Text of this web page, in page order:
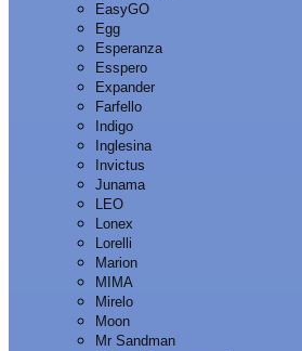
EasyGO
Egg
Esperanza
Esspero
Expander
Farfello
Indigo
Inglesina
Invictus
Junama
LEO
Lonex
Lorelli
Marion
MIMA
Mirelo
Moon
Mr Sandman